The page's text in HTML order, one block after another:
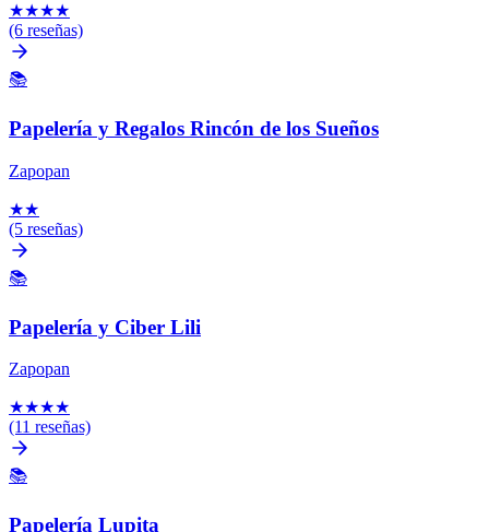
★★★★
(6 reseñas)
📚
Papelería y Regalos Rincón de los Sueños
Zapopan
★★
(5 reseñas)
📚
Papelería y Ciber Lili
Zapopan
★★★★
(11 reseñas)
📚
Papelería Lupita